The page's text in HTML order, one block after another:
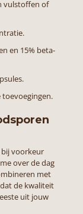
vulstoffen of
en 15% beta-
bij voorkeur
over de dag
met
de kwaliteit
uit jouw